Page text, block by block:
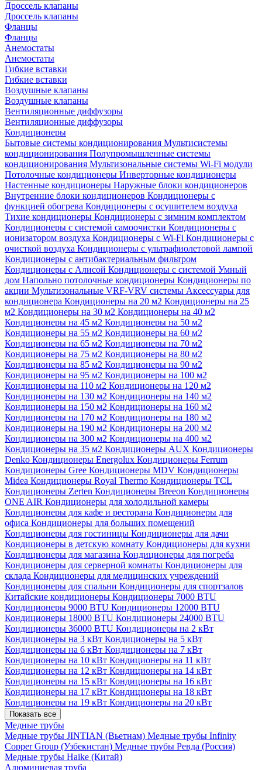
Дроссель клапаны
Дроссель клапаны
Фланцы
Фланцы
Анемостаты
Анемостаты
Гибкие вставки
Гибкие вставки
Воздушные клапаны
Воздушные клапаны
Вентиляционные диффузоры
Вентиляционные диффузоры
Кондиционеры
Бытовые системы кондиционирования Мультисистемы
кондиционирования Полупромышленные системы
кондиционирования Мультизональные системы Wi-Fi модули
Потолочные кондиционеры Инверторные кондиционеры
Настенные кондиционеры Наружные блоки кондиционеров
Внутренние блоки кондиционеров Кондиционеры с
функцией обогрева Кондиционеры с осушителем воздуха
Тихие кондиционеры Кондиционеры с зимним комплектом
Кондиционеры с системой самоочистки Кондиционеры с
ионизатором воздуха Кондиционеры с Wi-Fi Кондиционеры с
очисткой воздуха Кондиционеры с ультрафиолетовой лампой
Кондиционеры с антибактериальным фильтром
Кондиционеры с Алисой Кондиционеры с системой Умный
дом Напольно потолочные кондиционеры Кондиционеры по
акции Мультизональные VRF-VRV системы Аксессуары для
кондиционера Кондиционеры на 20 м2 Кондиционеры на 25
м2 Кондиционеры на 30 м2 Кондиционеры на 40 м2
Кондиционеры на 45 м2 Кондиционеры на 50 м2
Кондиционеры на 55 м2 Кондиционеры на 60 м2
Кондиционеры на 65 м2 Кондиционеры на 70 м2
Кондиционеры на 75 м2 Кондиционеры на 80 м2
Кондиционеры на 85 м2 Кондиционеры на 90 м2
Кондиционеры на 95 м2 Кондиционеры на 100 м2
Кондиционеры на 110 м2 Кондиционеры на 120 м2
Кондиционеры на 130 м2 Кондиционеры на 140 м2
Кондиционеры на 150 м2 Кондиционеры на 160 м2
Кондиционеры на 170 м2 Кондиционеры на 180 м2
Кондиционеры на 190 м2 Кондиционеры на 200 м2
Кондиционеры на 300 м2 Кондиционеры на 400 м2
Кондиционеры на 35 м2 Кондиционеры AUX Кондиционеры
Denko Кондиционеры Energolux Кондиционеры Ferrum
Кондиционеры Gree Кондиционеры MDV Кондиционеры
Midea Кондиционеры Royal Thermo Кондиционеры TCL
Кондиционеры Zerten Кондиционеры Breeon Кондиционеры
ONE AIR Кондиционеры для холодильной камеры
Кондиционеры для кафе и ресторана Кондиционеры для
офиса Кондиционеры для больших помещений
Кондиционеры для гостиницы Кондиционеры для дачи
Кондиционеры в детскую комнату Кондиционеры для кухни
Кондиционеры для магазина Кондиционеры для погреба
Кондиционеры для серверной комнаты Кондиционеры для
склада Кондиционеры для медицинских учреждений
Кондиционеры для спальни Кондиционеры для спортзалов
Китайские кондиционеры Кондиционеры 7000 BTU
Кондиционеры 9000 BTU Кондиционеры 12000 BTU
Кондиционеры 18000 BTU Кондиционеры 24000 BTU
Кондиционеры 36000 BTU Кондиционеры на 2 кВт
Кондиционеры на 3 кВт Кондиционеры на 5 кВт
Кондиционеры на 6 кВт Кондиционеры на 7 кВт
Кондиционеры на 10 кВт Кондиционеры на 11 кВт
Кондиционеры на 12 кВт Кондиционеры на 14 кВт
Кондиционеры на 15 кВт Кондиционеры на 16 кВт
Кондиционеры на 17 кВт Кондиционеры на 18 кВт
Кондиционеры на 19 кВт Кондиционеры на 20 кВт
Показать все
Медные трубы
Медные трубы JINTIAN (Вьетнам) Медные трубы Infinity
Copper Group (Узбекистан) Медные трубы Ревда (Россия)
Медные трубы Haike (Китай)
Алюминиевая труба